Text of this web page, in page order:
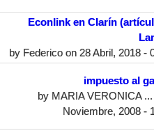
Econlink en Clarín
by Federicoon 28 Abril, 2018 -
impuesto al
by MARIA VERONICA ...
Noviembre, 2008 -